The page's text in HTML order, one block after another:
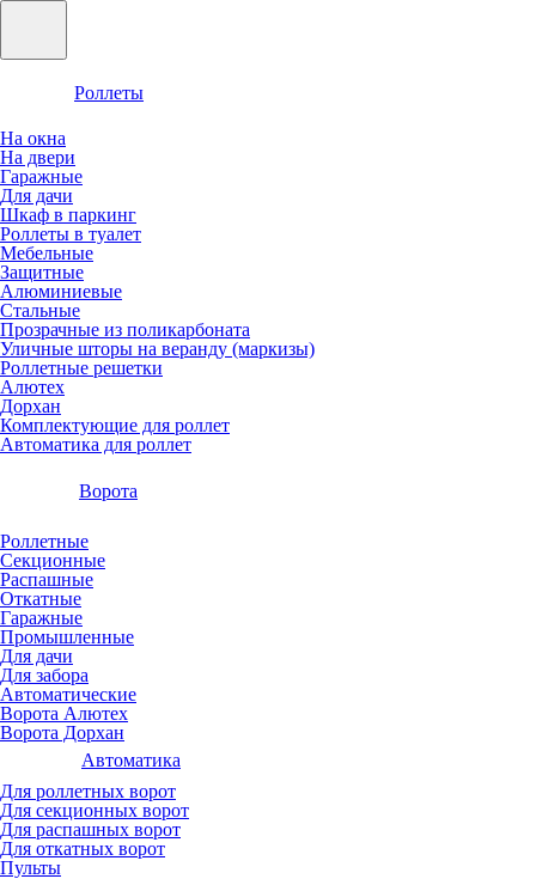
Роллеты
На окна
На двери
Гаражные
Для дачи
Шкаф в паркинг
Роллеты в туалет
Мебельные
Защитные
Алюминиевые
Стальные
Прозрачные из поликарбоната
Уличные шторы на веранду (маркизы)
Роллетные решетки
Алютех
Дорхан
Комплектующие для роллет
Автоматика для роллет
Ворота
Роллетные
Секционные
Распашные
Откатные
Гаражные
Промышленные
Для дачи
Для забора
Автоматические
Ворота Алютех
Ворота Дорхан
Автоматика
Для роллетных ворот
Для секционных ворот
Для распашных ворот
Для откатных ворот
Пульты